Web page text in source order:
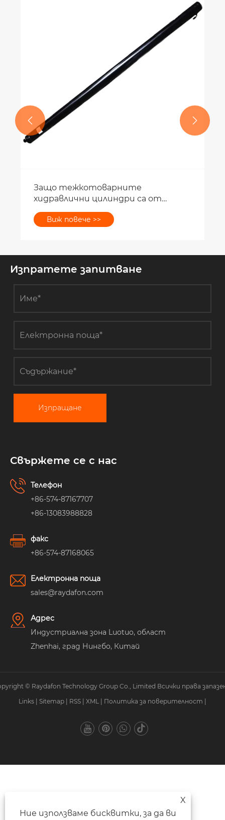
Как да проектираме винтова
предавка за оптимална работа?
Виж повече >>
 
Изпратете запитване
Изпращане
Свържете се с нас
Телефон
+86-574-87167707
+86-13083988828
факс
+86-574-87168065
Електронна поща
sales@raydafon.com
Адрес
Индустриална зона Luotuo, област
Zhenhai, град Нингбо, Китай
© Raydafon Technology Group Co., Limited Всички права
Links
Sitemap RSS XML Политика за поверителност
X
Ние използваме бисквитки, за да ви